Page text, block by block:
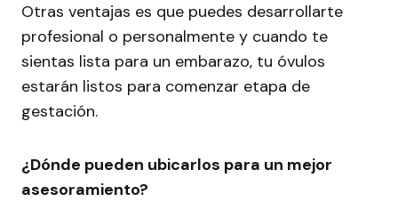
Otras ventajas es que puedes desarrollarte
profesional o personalmente y cuando te
sientas lista para un embarazo, tu óvulos
estarán listos para comenzar etapa de
gestación.
¿Dónde pueden ubicarlos para un mejor
asesoramiento?